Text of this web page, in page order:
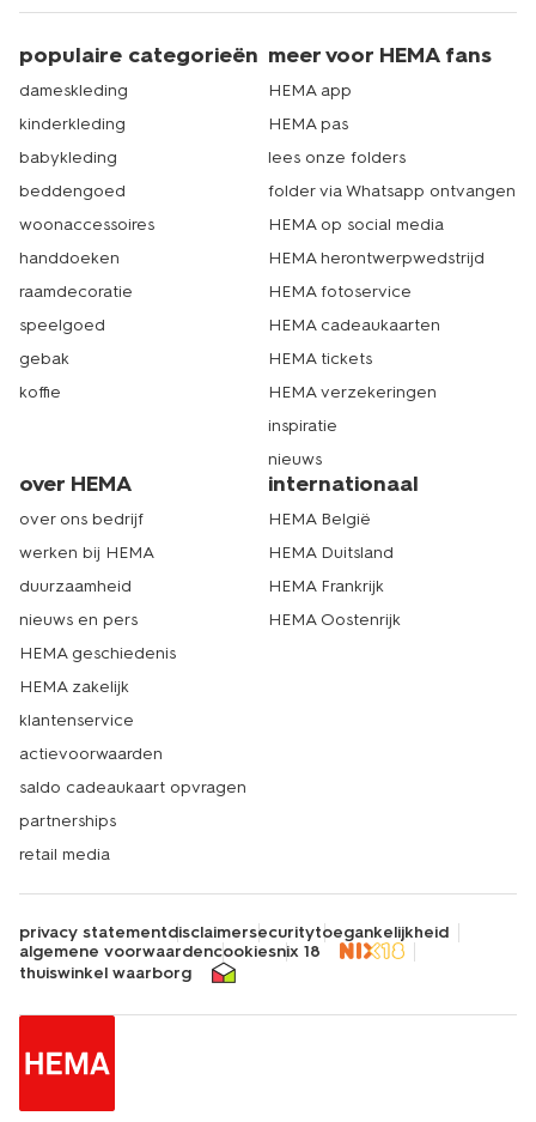
populaire categorieën
dameskleding
kinderkleding
babykleding
beddengoed
woonaccessoires
handdoeken
raamdecoratie
speelgoed
gebak
koffie
meer voor HEMA fans
HEMA app
HEMA pas
lees onze folders
folder via Whatsapp ontvangen
HEMA op social media
HEMA herontwerpwedstrijd
HEMA fotoservice
HEMA cadeaukaarten
HEMA tickets
HEMA verzekeringen
inspiratie
nieuws
over HEMA
over ons bedrijf
werken bij HEMA
duurzaamheid
nieuws en pers
HEMA geschiedenis
HEMA zakelijk
klantenservice
actievoorwaarden
saldo cadeaukaart opvragen
partnerships
retail media
internationaal
HEMA België
HEMA Duitsland
HEMA Frankrijk
HEMA Oostenrijk
privacy statementdisclaimersecuritytoegankelijkheid
algemene voorwaardencookiesnix 18
thuiswinkel waarborg